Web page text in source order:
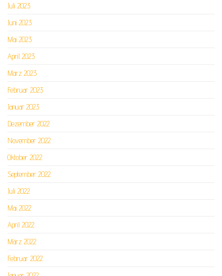
Juli 2023
Juni 2023
Mai 2023
April 2023
März 2023
Februar 2023
Januar 2023
Dezember 2022
November 2022
Oktober 2022
September 2022
Juli 2022
Mai 2022
April 2022
März 2022
Februar 2022